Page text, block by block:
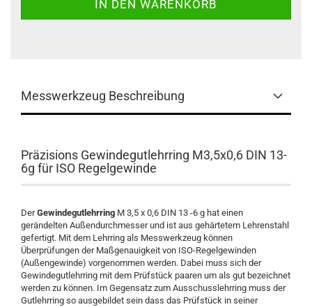
Messwerkzeug Beschreibung
Präzisions Gewindegutlehrring M3,5x0,6 DIN 13-
6g für ISO Regelgewinde
DerGewindegutlehrring M 3,5 x 0,6 DIN 13 -6 g hat einen
gerändelten Außendurchmesser und ist aus gehärtetem Lehrenstahl
gefertigt. Mit dem Lehrring als Messwerkzeug können
Überprüfungen der Maßgenauigkeit von ISO-Regelgewinden
(Außengewinde) vorgenommen werden. Dabei muss sich der
Gewindegutlehrring mit dem Prüfstück paaren um als gut bezeichnet
werden zu können. Im Gegensatz zum Ausschusslehrring muss der
Gutlehrring so ausgebildet sein dass das Prüfstück in seiner